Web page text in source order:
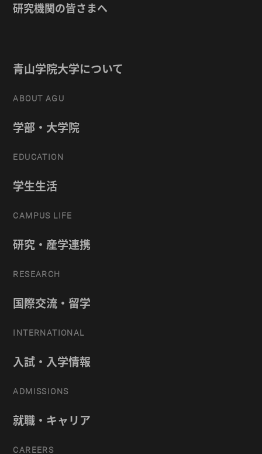
研究機関の皆さまへ
青山学院大学について
ABOUT AGU
学部・大学院
EDUCATION
学生生活
CAMPUS LIFE
研究・産学連携
RESEARCH
国際交流・留学
INTERNATIONAL
入試・入学情報
ADMISSIONS
就職・キャリア
CAREERS